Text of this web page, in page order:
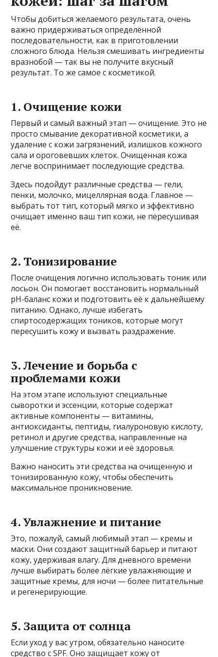
Чтобы добиться желаемого результата, очень
важно придерживаться определённой
последовательности, как в приготовлении
сложного блюда. Нельзя смешивать ингредиенты
вразнобой — так вы не получите вкусный
результат. То же самое с косметикой.
1. Очищение кожи
Первый и самый важный этап — очищение. Это не
просто смывание декоративной косметики, а
удаление с кожи загрязнений, излишков кожного
сала и ороговевших клеток. Очищенная кожа
легче воспринимает последующие средства.
Здесь подойдут различные средства — гели,
пенки, молочко, мицеллярная вода. Главное —
выбрать тот тип, который мягко и эффективно
очищает именно ваш тип кожи, не пересушивая
её.
2. Тонизирование
После очищения логично использовать тоник или
лосьон. Он помогает восстановить нормальный
pH-баланс кожи и подготовить её к дальнейшему
питанию. Однако, лучше избегать
спиртосодержащих тоников, которые могут
пересушить кожу и вызвать раздражение.
3. Лечение и борьба с
проблемами кожи
На этом этапе используют специальные
сыворотки и эссенции, которые содержат
активные компоненты — витамины,
антиоксиданты, пептиды, гиалуроновую кислоту,
ретинол и другие средства, направленные на
улучшение структуры кожи и её здоровья.
Важно наносить эти средства на очищенную и
тонизированную кожу, чтобы обеспечить
максимальное проникновение.
4. Увлажнение и питание
Это, пожалуй, самый любимый этап — кремы и
маски. Они создают защитный барьер и питают
кожу, удерживая влагу. Для дневного времени
лучше выбирать более лёгкие увлажняющие и
защитные кремы, для ночи — более питательные
и регенерирующие.
5. Защита от солнца
Если уход у вас утром, обязательно наносите
средство с SPF. Оно защищает кожу от